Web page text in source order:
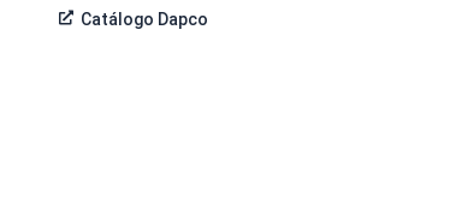
Catálogo Dapco